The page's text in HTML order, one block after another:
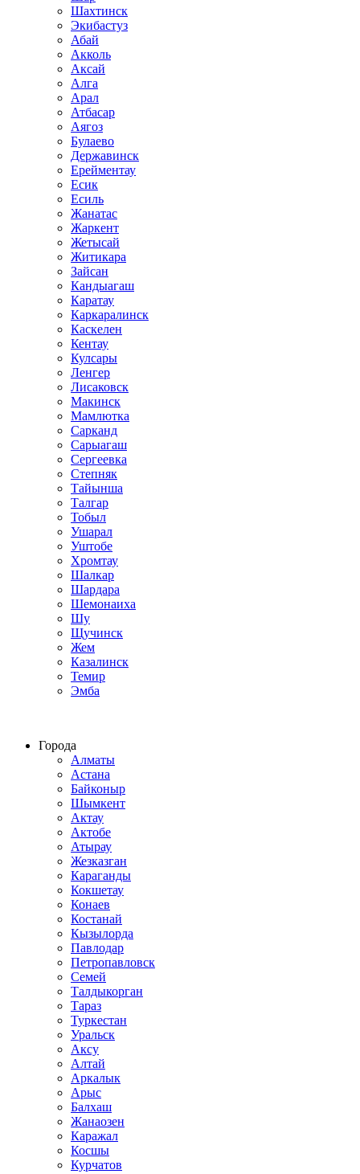
Шахтинск
Экибастуз
Абай
Акколь
Аксай
Алга
Арал
Атбасар
Аягоз
Булаево
Державинск
Ерейментау
Есик
Есиль
Жанатас
Жаркент
Жетысай
Житикара
Зайсан
Кандыагаш
Каратау
Каркаралинск
Каскелен
Кентау
Кулсары
Ленгер
Лисаковск
Макинск
Мамлютка
Сарканд
Сарыагаш
Сергеевка
Степняк
Тайынша
Талгар
Тобыл
Ушарал
Уштобе
Хромтау
Шалкар
Шардара
Шемонаиха
Шу
Щучинск
Жем
Казалинск
Темир
Эмба
Города
Алматы
Астана
Байконыр
Шымкент
Актау
Актобе
Атырау
Жезказган
Караганды
Кокшетау
Конаев
Костанай
Кызылорда
Павлодар
Петропавловск
Семей
Талдыкорган
Тараз
Туркестан
Уральск
Аксу
Алтай
Аркалык
Арыс
Балхаш
Жанаозен
Каражал
Косшы
Курчатов